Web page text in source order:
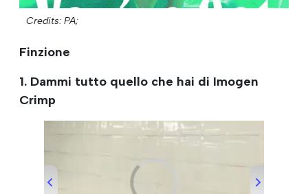
Credits: PA;
Finzione
1. Dammi tutto quello che hai di Imogen
Crimp